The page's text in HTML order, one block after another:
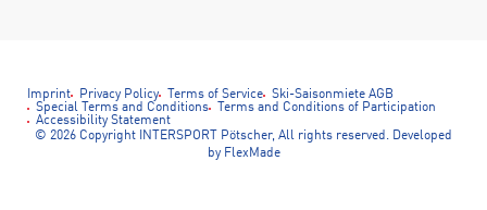
© 2026 Copyright INTERSPORT Pötscher, All rights reserved. Developed
by FlexMade
Imprint Privacy Policy Terms of Service
Ski-Saisonmiete AGB
Special Terms and Conditions
Terms and Conditions of Participation
Accessibility Statement